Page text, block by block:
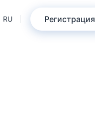
RU Регистрация